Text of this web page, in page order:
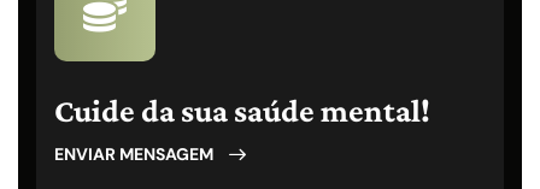
Cuide da sua saúde mental!
ENVIAR MENSAGEM